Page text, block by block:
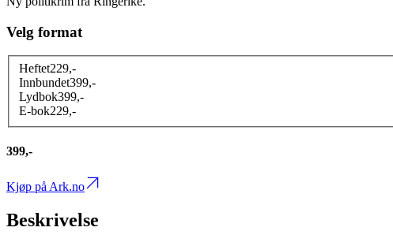
Velg format
Heftet229,-
Innbundet399,-
Lydbok399,-
E-bok229,-
399,-
Kjøp på Ark.no
Beskrivelse